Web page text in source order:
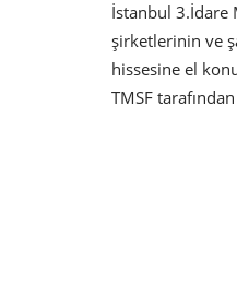
İstanbul 3.İdare
şirketlerinin ve
hissesine el
TMSF